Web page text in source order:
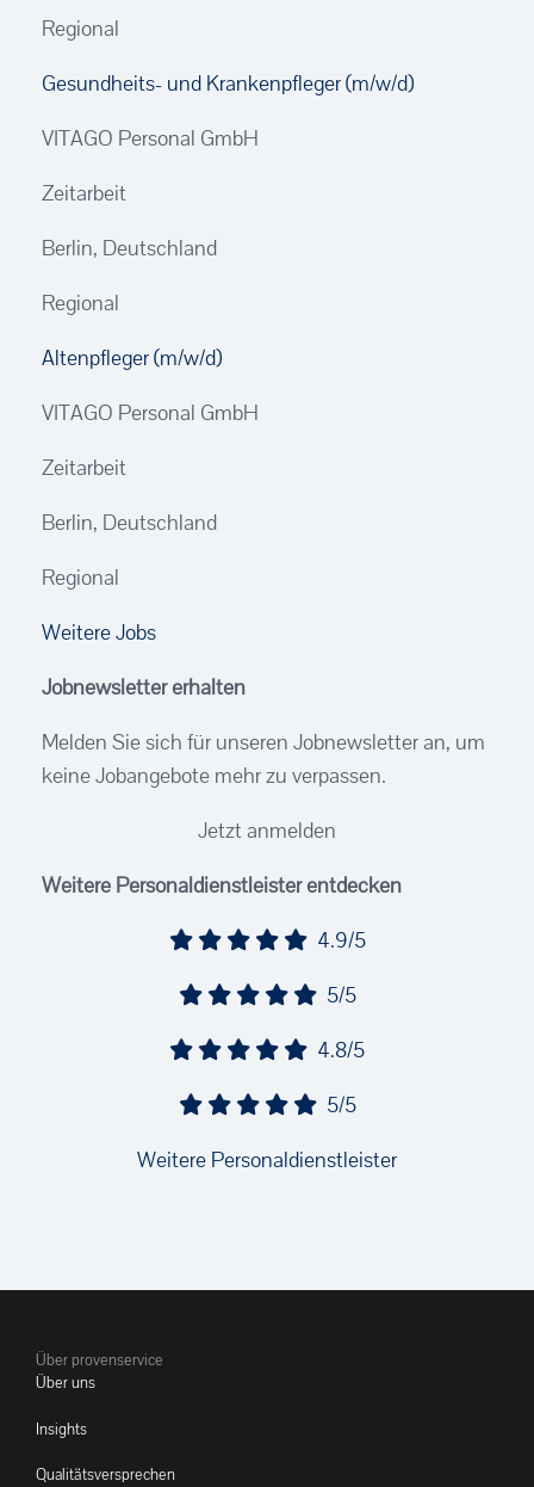
Regional
Gesundheits- und Krankenpfleger (m/w/d)
VITAGO Personal GmbH
Zeitarbeit
Berlin, Deutschland
Regional
Altenpfleger (m/w/d)
VITAGO Personal GmbH
Zeitarbeit
Berlin, Deutschland
Regional
Weitere Jobs
Jobnewsletter erhalten
Melden Sie sich für unseren Jobnewsletter an, um
keine Jobangebote mehr zu verpassen.
Jetzt anmelden
Weitere Personaldienstleister entdecken
4.9/5
5/5
4.8/5
5/5
Weitere Personaldienstleister
Über provenservice
Über uns
Insights
Qualitätsversprechen